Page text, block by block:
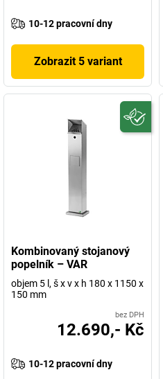
10-12 pracovní dny
Zobrazit 5 variant
Kombinovaný stojanový
popelník – VAR
objem 5 l, š x v x h 180 x 1150 x
150 mm
bez DPH
12.690,- Kč
10-12 pracovní dny